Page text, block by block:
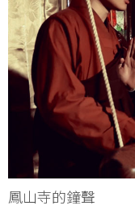
鳳山寺的鐘聲